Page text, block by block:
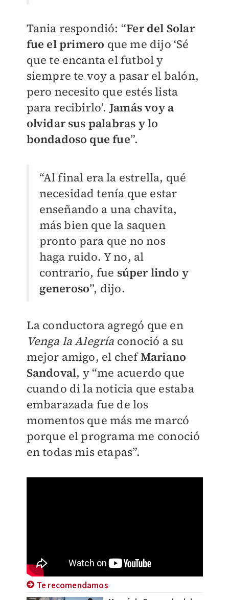
Tania respondió: “Fer del Solar
fue el primero que me dijo ‘Sé
que te encanta el futbol y
siempre te voy a pasar el balón,
pero necesito que estés lista
para recibirlo’. Jamás voy a
olvidar sus palabras y lo
bondadoso que fue”.
“Al final era la estrella, qué
necesidad tenía que estar
enseñando a una chavita,
más bien que la saquen
pronto para que no nos
haga ruido. Y no, al
contrario, fue súper lindo y
generoso”, dijo.
La conductora agregó que en
Venga la Alegría conoció a su
mejor amigo, el chefMariano
Sandoval, y “me acuerdo que
cuando di la noticia que estaba
embarazada fue de los
momentos que más me marcó
porque el programa me conoció
en todas mis etapas”.
Te recomendamos